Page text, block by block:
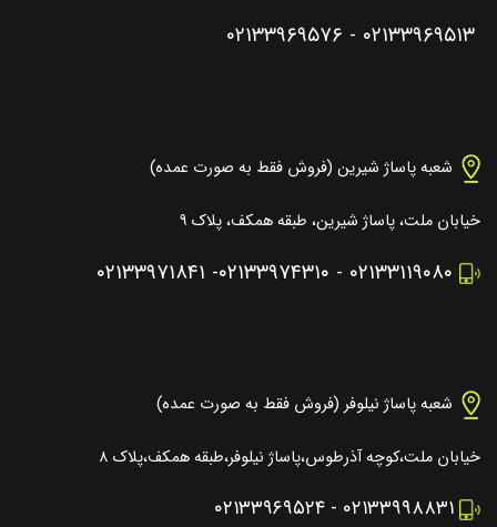
۰۲۱۳۳۹۶۹۵۱۳ - ۰۲۱۳۳۹۶۹۵۷۶
شعبه پاساژ شیرین (فروش فقط به صورت عمده)
خیابان ملت، پاساژ شیرین، طبقه همکف، پلاک ۹
۰۲۱۳۳۱۱۹۰۸۰ - ۰۲۱۳۳۹۷۴۳۱۰- ۰۲۱۳۳۹۷۱۸۴۱
شعبه پاساژ نیلوفر (فروش فقط به صورت عمده)
خیابان ملت،کوچه آذرطوس،پاساژ نیلوفر،طبقه همکف،پلاک ۸
۰۲۱۳۳۹۹۸۸۳۱ - ۰۲۱۳۳۹۶۹۵۲۴